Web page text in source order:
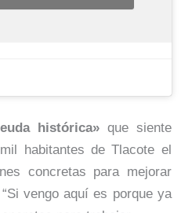
histórica»que siente
habitantes de Tlacote el
concretas para mejorar
vengo aquí es porque ya